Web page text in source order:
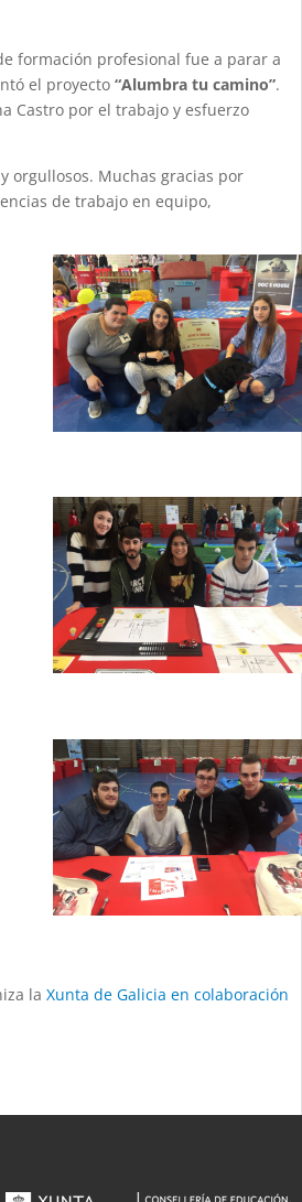
formación profesional fue a parar a
el proyecto“Alumbra tu camino”.
Castro por el trabajo y esfuerzo
orgullosos. Muchas gracias por
de trabajo en equipo,
laXunta de Galicia en colaboración